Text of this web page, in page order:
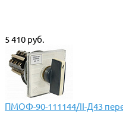
5 410 руб.
ПМОФ-90-111144/II-Д43